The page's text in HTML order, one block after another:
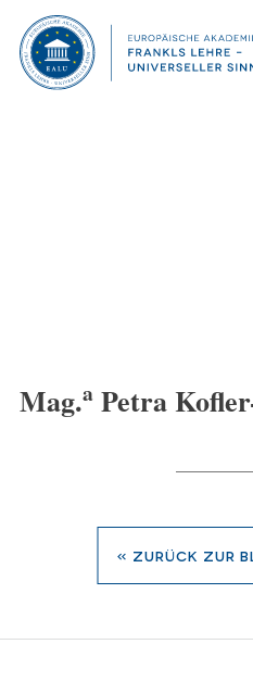
Mag.aPetra
« zurück zur